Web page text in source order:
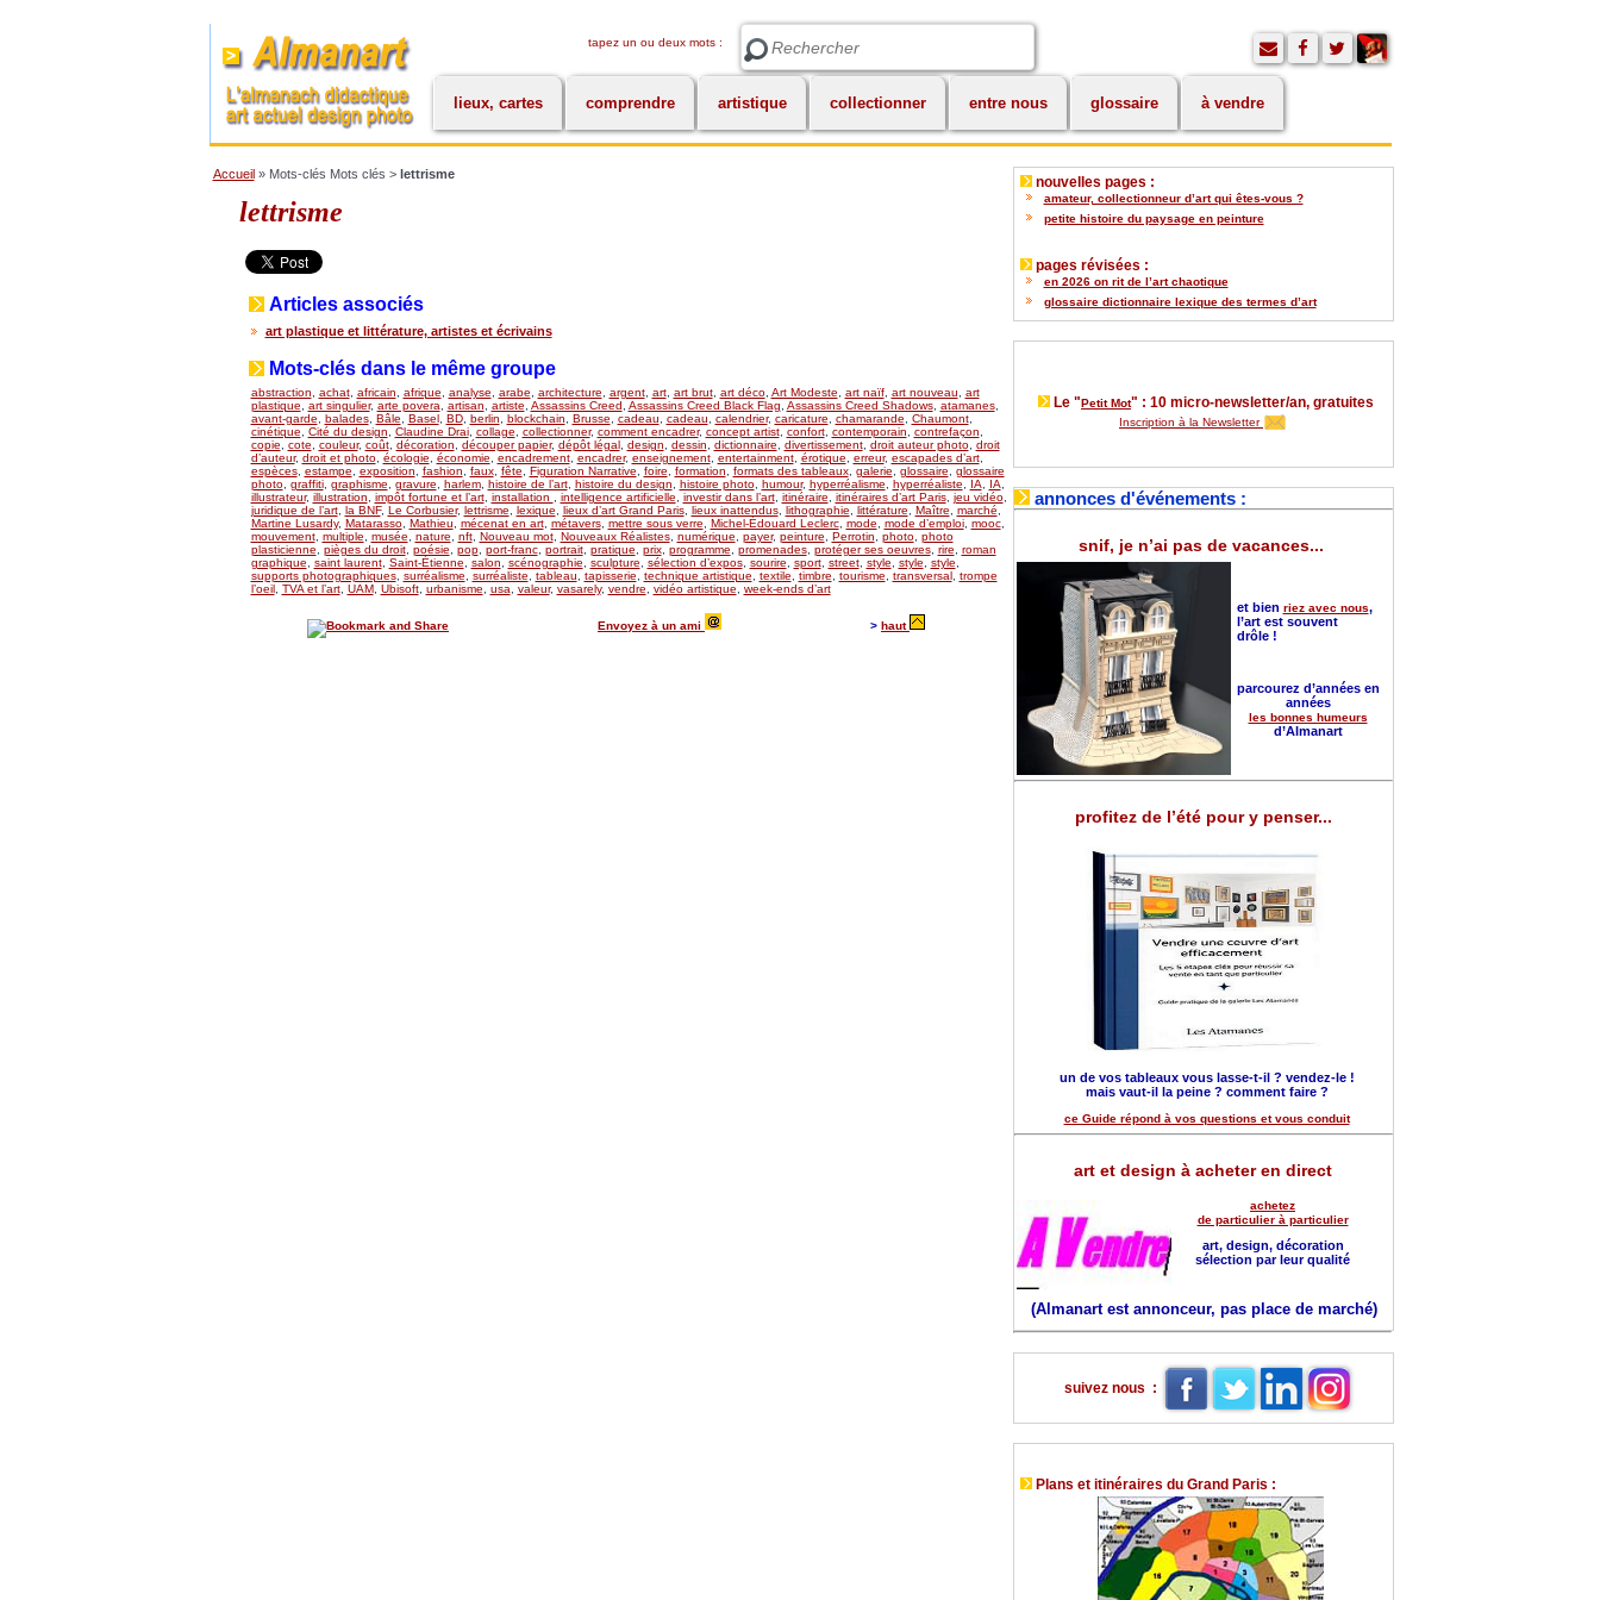
tapez un ou deux mots : Rechercher
lieux, cartes comprendre artistique collectionner entre nous glossaire à vendre
Accueil» Mots-clés Mots clés > lettrisme
lettrisme
Articles associés
art plastique et littérature, artistes et écrivains
Mots-clés dans le même groupe
abstraction achat, africain afrique analyse arabe architecture argent, art, art brut, art déco, Art Modeste art naïf, art nouveau
art
plastique
art singulier, arte povera artisan artiste Assassins Creed Assassins Creed Black Flag Assassins Creed Shadows, atamanes,
avant-garde
balades, Bâle Basel, BD, berlin blockchain Brusse cadeau cadeau calendrier, caricature chamarande Chaumont,
cinétique
Cité du design Claudine Drai, collage collectionner, comment encadrer, concept artist, confort, contemporain contrefaçon
copie
cote couleur, coût, décoration découper papier, dépôt légal, design dessin dictionnaire divertissement, droit auteur photo, droit
d’auteur, droit et photo, écologie économie encadrement, encadrer, enseignement, entertainment, érotique erreur, escapades d’art,
espèces, estampe exposition fashion faux, fête Figuration Narrative foire formation formats des tableaux, galerie glossaire
glossaire
photo, graffiti, graphisme gravure harlem, histoire de l’art, histoire du design histoire photo, humour, hyperréalisme hyperréaliste IA IA
illustrateur, illustration impôt fortune et l’art, installation intelligence artificielle investir dans l’art, itinéraire itinéraires d’art Paris, jeu vidéo,
juridique de l’art, la BNF, Le Corbusier, lettrisme lexique lieux d’art Grand Paris, lieux inattendus, lithographie littérature Maître marché
Martine Lusardy, Matarasso, Mathieu mécenat en art, métavers, mettre sous verre Michel-Édouard Leclerc, mode mode d’emploi, mooc,
mouvement, multiple musée nature nft, Nouveau mot, Nouveaux Réalistes, numérique payer, peinture Perrotin photo, photo
plasticienne
pièges du droit, poésie pop, port-franc, portrait, pratique prix, programme promenades, protéger ses oeuvres, rire
roman
graphique
saint laurent, Saint-Étienne salon scénographie sculpture sélection d’expos, sourire sport, street, style style style
supports photographiques, surréalisme surréaliste tableau tapisserie technique artistique textile timbre tourisme transversal, trompe
l’oeil, TVA et l’art, UAM, Ubisoft, urbanisme usa valeur, vasarely, vendre vidéo artistique week-ends d’art
Envoyez à un ami > haut
nouvelles pages :
amateur, collectionneur d’art qui êtes-vous ?
petite histoire du paysage en peinture
pages révisées :
en 2026 on rit de l’art chaotique
glossaire dictionnaire lexique des termes d’art
Le "Petit Mot" : 10 micro-newsletter/an, gratuites
Inscription à la Newsletter
annonces d'événements :
snif, je n’ai pas de vacances...
et bien riez avec nous,
l’art est souvent
drôle !
parcourez d’années en
années
les bonnes humeurs
d’Almanart
profitez de l’été pour y penser...
un de vos tableaux vous lasse-t-il ? vendez-le !
mais vaut-il la peine ? comment faire ?
ce Guide répond à vos questions et vous conduit
art et design à acheter en direct
achetez
de particulier à particulier
art, design, décoration
sélection par leur qualité
(Almanart est annonceur, pas place de marché)
suivez nous :
Plans et itinéraires du Grand Paris :